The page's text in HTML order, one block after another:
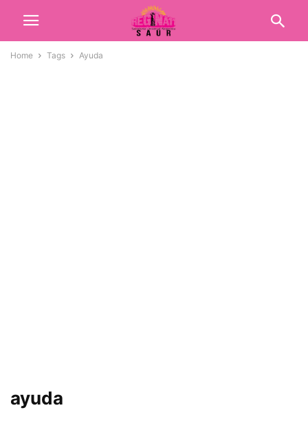
Home Tags Ayuda
ayuda